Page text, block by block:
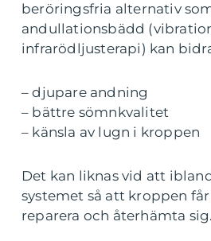
beröringsfria alternativ
andullationsbädd
infrarödljusterapi) kan
– djupare andning
– bättre sömnkvalitet
– känsla av lugn i kroppen
Det kan liknas vid att
systemet så att kroppen
reparera och återhämta sig.